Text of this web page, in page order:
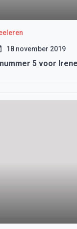
18 november 2019
5 voor